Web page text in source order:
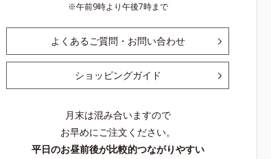
午前9時より午後7時まで
よくあるご質問・お問い合わせ
ショッピングガイド
月末は混み合いますので
お早めにご注文ください。
平日のお昼前後が比較的つながりやすい